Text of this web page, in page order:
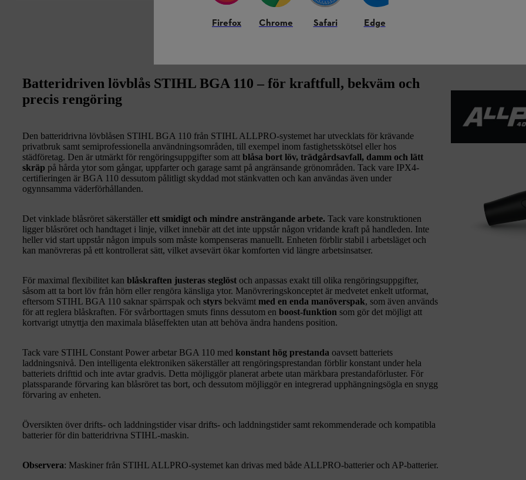
Batteridriven lövblås STIHL BGA 110 – för kraftfull, bekväm och
precis rengöring
Den batteridrivna lövblåsen STIHL BGA 110 från STIHL ALLPRO-systemet har utvecklats för krävande
privatbruk samt semiprofessionella användningsområden, till exempel inom fastighetsskötsel eller hos
städföretag. Den är utmärkt för rengöringsuppgifter som att blåsa bort löv, trädgårdsavfall, damm och lätt
skräp på hårda ytor som gångar, uppfarter och garage samt på angränsande grönområden. Tack vare IPX4-
certifieringen är BGA 110 dessutom pålitligt skyddad mot stänkvatten och kan användas även under
ogynnsamma väderförhållanden.
Det vinklade blåsröret säkerställer ett smidigt och mindre ansträngande arbete. Tack vare konstruktionen
ligger blåsröret och handtaget i linje, vilket innebär att det inte uppstår någon vridande kraft på handleden. Inte
heller vid start uppstår någon impuls som måste kompenseras manuellt. Enheten förblir stabil i arbetsläget och
kan manövreras på ett kontrollerat sätt, vilket avsevärt ökar komforten vid längre arbetsinsatser.
För maximal flexibilitet kan blåskraften justeras steglöst och anpassas exakt till olika rengöringsuppgifter,
såsom att ta bort löv från hörn eller rengöra känsliga ytor. Manövreringskonceptet är medvetet enkelt utformat,
eftersom STIHL BGA 110 saknar spärrspak och styrs bekvämt med en enda manöverspak, som även används
för att reglera blåskraften. För svårborttagen smuts finns dessutom en boost-funktion som gör det möjligt att
kortvarigt utnyttja den maximala blåseffekten utan att behöva ändra handens position.
Tack vare STIHL Constant Power arbetar BGA 110 med konstant hög prestanda oavsett batteriets
laddningsnivå. Den intelligenta elektroniken säkerställer att rengöringsprestandan förblir konstant under hela
batteriets drifttid och inte avtar gradvis. Detta möjliggör planerat arbete utan märkbara prestandaförluster. För
platssparande förvaring kan blåsröret tas bort, och dessutom möjliggör en integrerad upphängningsögla en snygg
förvaring av enheten.
Översikten över drifts- och laddningstider visar drifts- och laddningstider samt rekommenderade och kompatibla
batterier för din batteridrivna STIHL-maskin.
Observera: Maskiner från STIHL ALLPRO-systemet kan drivas med både ALLPRO-batterier och AP-batterier.
Firefox Chrome Safari Edge